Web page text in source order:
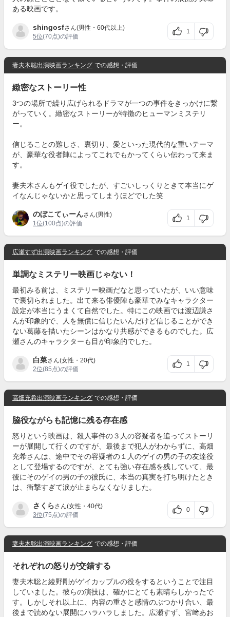
ある映画です。
shingosfさん(男性・60代以上)
5位(70点)の評価
1
妻夫木聡出演映画ランキング での感想・評価
緻密なストーリー性
3つの場所で繰り広げられるドラマが一つの事件をきっかけに繋
がっていく。緻密なストーリーが特徴のヒューマンミステリ
ー。
信じることの難しさ、裏切り、愛といった現代的な重いテーマ
が、豪華な役者陣によってこれでもかってくらい伝わって来ま
す。
妻夫木さんもゲイ役でしたが、すごいしっくりときて本当にゲ
イなんじゃないかと思ってしまうほどでした笑
のぼこてぃーんさん(男性)
1位(100点)の評価
1
広瀬すず出演映画ランキング での感想・評価
単調なミステリー映画じゃない！
最初みる前は、ミステリー映画だなと思っていたが、いい意味
で裏切られました。出て来る俳優陣も豪華でみなキャラクター
設定が本当にうまくて自然でした。特にこの映画では渡辺謙さ
んが印象的で、人を無償に信じたいんだけど信じることができ
ない葛藤を描いたシーンはかなり共感ができるものでした。広
瀬さんのキャラクターも目が印象的でした。
白菜さん(女性・20代)
2位(85点)の評価
1
高畑充希出演映画ランキング での感想・評価
脇役ながらも記憶に残る存在感
怒りという映画は、殺人事件の３人の容疑者を追ってストーリ
ーが展開して行くのですが、最後まで犯人がわからずに、高畑
充希さんは、途中でその容疑者の１人のゲイの男の子の友達役
として登場するのですが、とても強い存在感を残していて、最
後にそのゲイの男の子の彼氏に、本当の真実を打ち明けたとき
は、衝撃すぎて涙が止まらなくなりました。
さくらさん(女性・40代)
3位(75点)の評価
0
妻夫木聡出演映画ランキング での感想・評価
それぞれの怒りが交錯する
妻夫木聡と綾野剛がゲイカップルの役をするということで注目
していました。彼らの演技は、確かにとても素晴らしかったで
す。しかしそれ以上に、内容の重さと感情のぶつかり合い、最
後まで読めない展開にハラハラしました。広瀬すず、宮﨑あお